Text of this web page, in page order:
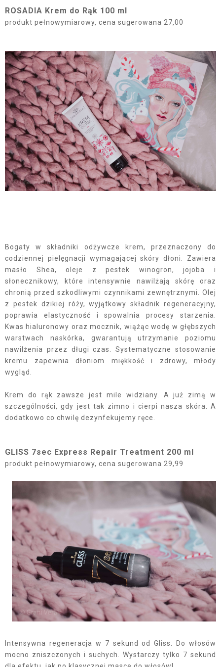
ROSADIA Krem do Rąk 100 ml
produkt pełnowymiarowy, cena sugerowana 27,00
Bogaty w składniki odżywcze krem, przeznaczony do
codziennej pielęgnacji wymagającej skóry dłoni. Zawiera
masło Shea, oleje z pestek winogron, jojoba i
słonecznikowy, które intensywnie nawilżają skórę oraz
chronią przed szkodliwymi czynnikami zewnętrznymi. Olej
z pestek dzikiej róży, wyjątkowy składnik regeneracyjny,
poprawia elastyczność i spowalnia procesy starzenia.
Kwas hialuronowy oraz mocznik, wiążąc wodę w głębszych
warstwach naskórka, gwarantują utrzymanie poziomu
nawilżenia przez długi czas. Systematyczne stosowanie
kremu zapewnia dłoniom miękkość i zdrowy, młody
wygląd.
Krem do rąk zawsze jest mile widziany. A już zimą w
szczególności, gdy jest tak zimno i cierpi nasza skóra. A
dodatkowo co chwilę dezynfekujemy ręce.
GLISS 7sec Express Repair Treatment 200 ml
produkt pełnowymiarowy, cena sugerowana 29,99
Intensywna regeneracja w 7 sekund od Gliss. Do włosów
mocno zniszczonych i suchych. Wystarczy tylko 7 sekund